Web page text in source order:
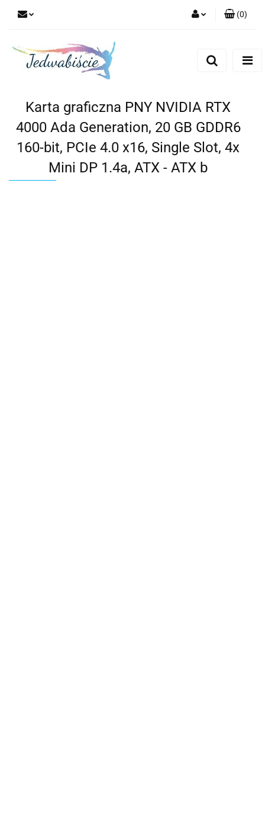
(0)
Karta graficzna PNY NVIDIA RTX
4000 Ada Generation, 20 GB GDDR6
160-bit, PCIe 4.0 x16, Single Slot, 4x
Mini DP 1.4a, ATX - ATX b